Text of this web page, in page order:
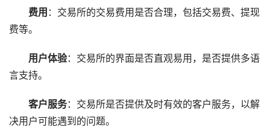
费用 ：交易所的交易费用是否合理，包括交易费、提现
费等。
用户体验：交易所的界面是否直观易用，是否提供多语
言支持。
客户服务：交易所是否提供及时有效的客户服务，以解
决用户可能遇到的问题。